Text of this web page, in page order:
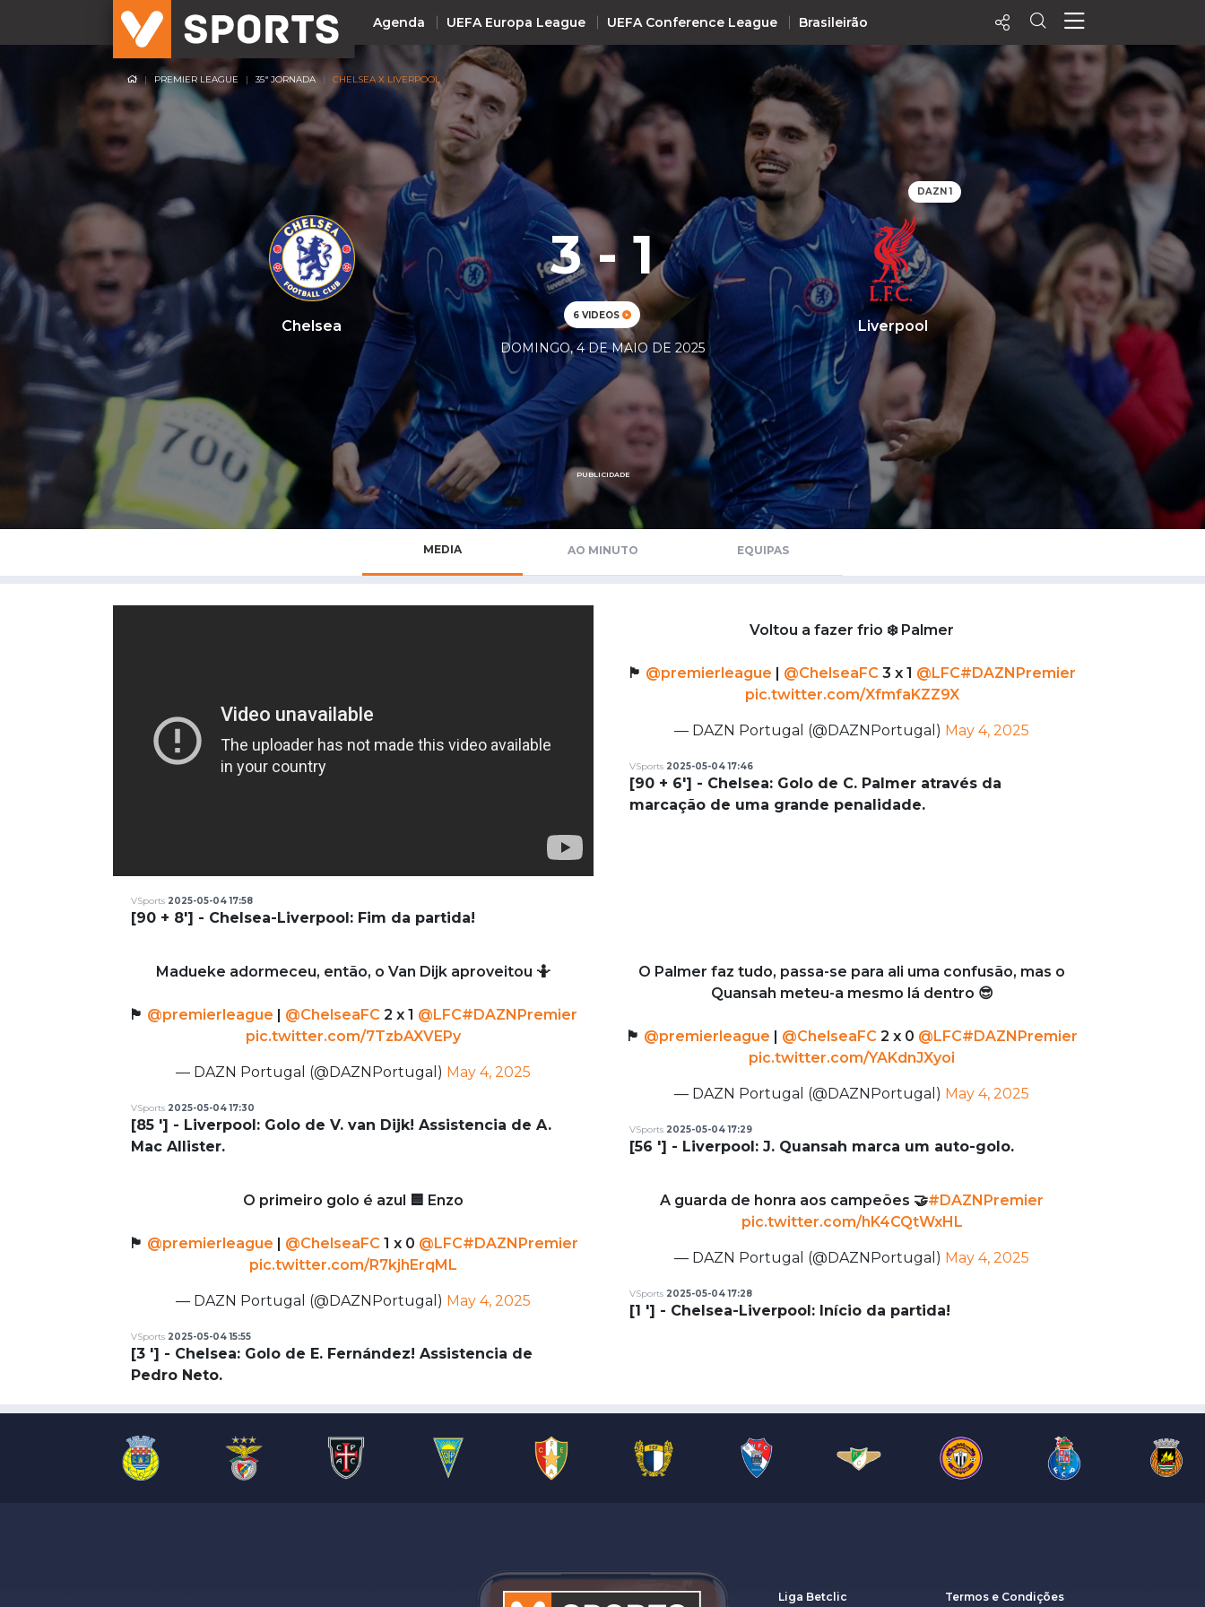
Agenda UEFA Europa League UEFA Conference League Brasileirão
Resultados + Recentes + Visualizados
NACIONAL
Liga Betclic
Allianz Cup
Taça Generali Tranquilidade
Supertaça
Playoff
Sporting
Benfica
FC Porto
INTERNACIONAL
UEFA Champions League
UEFA Europa League
UEFA Conference League
Premier League
La Liga
Bundesliga
Serie A
Ligue 1
Süper Lig
Saudi Pro League
MLS
Brasileirão
Mundial 2026
PALPITES
Agenda
Vídeos
Notícias
Playlists
MatchStories
PREMIER LEAGUE 35ª JORNADA CHELSEA X LIVERPOOL
DAZN 1
Chelsea
3 - 1
6 VIDEOS
Liverpool
DOMINGO, 4 DE MAIO DE 2025
PUBLICIDADE
MEDIA AO MINUTO EQUIPAS
VSports 2025-05-04 17:58
[90 + 8'] - Chelsea-Liverpool: Fim da partida!
Voltou a fazer frio ❄️ Palmer
🏴󠁧󠁢󠁥󠁮󠁧󠁿 @premierleague @ChelseaFC 3 x 1 @LFC#DAZNPremier
pic.twitter.com/XfmfaKZZ9X
— DAZN Portugal (@DAZNPortugal) May 4, 2025
VSports 2025-05-04 17:46
[90 + 6'] - Chelsea: Golo de C. Palmer através da
marcação de uma grande penalidade.
Madueke adormeceu, então, o Van Dijk aproveitou 🤷
🏴󠁧󠁢󠁥󠁮󠁧󠁿 @premierleague | @ChelseaFC 2 x 1 @LFC#DAZNPremier
pic.twitter.com/7TzbAXVEPy
— DAZN Portugal (@DAZNPortugal) May 4, 2025
VSports 2025-05-04 17:30
[85 '] - Liverpool: Golo de V. van Dijk! Assistencia de A.
Mac Allister.
O Palmer faz tudo, passa-se para ali uma confusão, mas o
Quansah meteu-a mesmo lá dentro 😎
🏴󠁧󠁢󠁥󠁮󠁧󠁿 @premierleague | @ChelseaFC 2 x 0 @LFC#DAZNPremier
pic.twitter.com/YAKdnJXyoi
— DAZN Portugal (@DAZNPortugal) May 4, 2025
VSports 2025-05-04 17:29
[56 '] - Liverpool: J. Quansah marca um auto-golo.
O primeiro golo é azul 🟦 Enzo
🏴󠁧󠁢󠁥󠁮󠁧󠁿 @premierleague | @ChelseaFC1 x 0 @LFC#DAZNPremier
pic.twitter.com/R7kjhErqML
— DAZN Portugal (@DAZNPortugal) May 4, 2025
VSports 2025-05-04 15:55
[3 '] - Chelsea: Golo de E. Fernández! Assistencia de
Pedro Neto.
A guarda de honra aos campeões 🤝#DAZNPremier
pic.twitter.com/hK4CQtWxHL
— DAZN Portugal (@DAZNPortugal) May 4, 2025
VSports 2025-05-04 17:28
[1 '] - Chelsea-Liverpool: Início da partida!
Liga Betclic Termos e Condições